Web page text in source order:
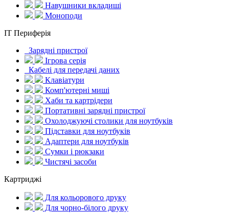
Навушники вкладиші
Моноподи
IT Периферія
Зарядні пристрої
Ігрова серія
Кабелі для передачі даних
Клавіатури
Комп'ютерні миші
Хаби та картрідери
Портативні зарядні пристрої
Охолоджуючі столики для ноутбуків
Підставки для ноутбуків
Адаптери для ноутбуків
Сумки і рюкзаки
Чистячі засоби
Картриджі
Для кольорового друку
Для чорно-білого друку